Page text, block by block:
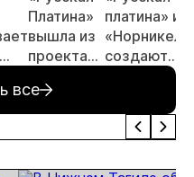
Платина»
вышла из
проекта
Палладий»
платина» и
создают
совместное
все